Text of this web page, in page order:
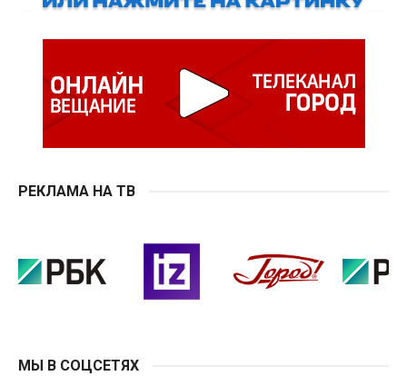
РЕКЛАМА НА ТВ
МЫ В СОЦСЕТЯХ